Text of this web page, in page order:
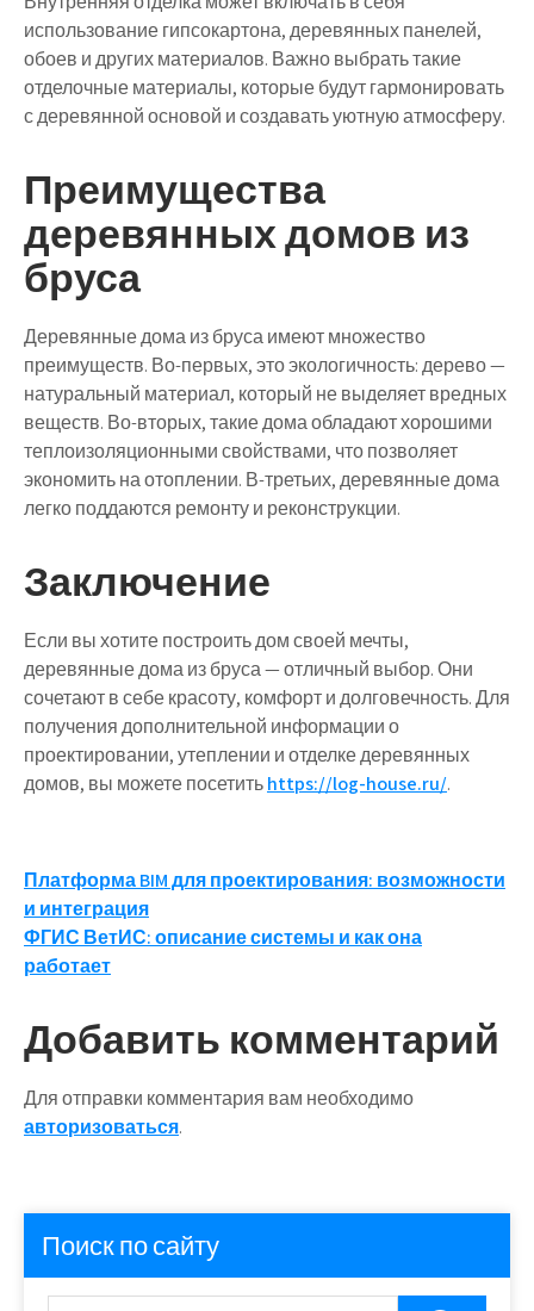
использование гипсокартона, деревянных панелей,
обоев и других материалов. Важно выбрать такие
отделочные материалы, которые будут гармонировать
с деревянной основой и создавать уютную атмосферу.
Преимущества
деревянных домов из
бруса
Деревянные дома из бруса имеют множество
преимуществ. Во-первых, это экологичность: дерево —
натуральный материал, который не выделяет вредных
веществ. Во-вторых, такие дома обладают хорошими
теплоизоляционными свойствами, что позволяет
экономить на отоплении. В-третьих, деревянные дома
легко поддаются ремонту и реконструкции.
Заключение
Если вы хотите построить дом своей мечты,
деревянные дома из бруса — отличный выбор. Они
сочетают в себе красоту, комфорт и долговечность. Для
получения дополнительной информации о
проектировании, утеплении и отделке деревянных
домов, вы можете посетитьhttps://log-house.ru/.
Навигация
по
записям
Платформа BIM для проектирования: возможности
и интеграция
ФГИС ВетИС: описание системы и как она
работает
Добавить комментарий
Для отправки комментария вам необходимо
авторизоваться.
Поиск по сайту